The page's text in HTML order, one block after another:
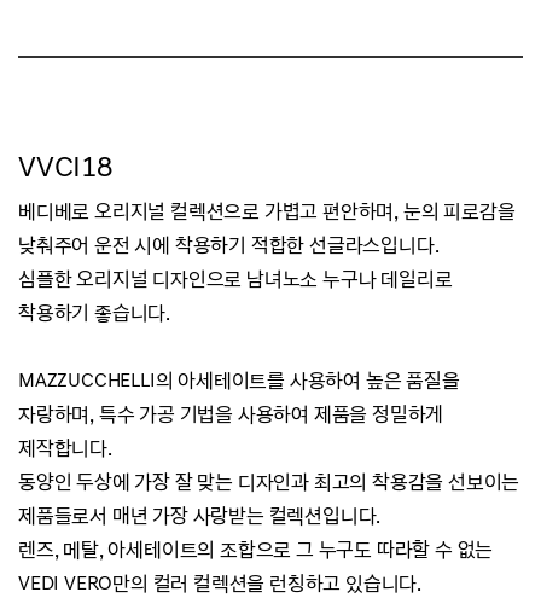
VVCI18
베디베로 오리지널 컬렉션으로 가볍고 편안하며, 눈의 피로감을
낮춰주어 운전 시에 착용하기 적합한 선글라스입니다.
심플한 오리지널 디자인으로 남녀노소 누구나 데일리로
착용하기 좋습니다.
MAZZUCCHELLI의 아세테이트를 사용하여 높은 품질을
자랑하며, 특수 가공 기법을 사용하여 제품을 정밀하게
제작합니다.
동양인 두상에 가장 잘 맞는 디자인과 최고의 착용감을 선보이는
제품들로서 매년 가장 사랑받는 컬렉션입니다.
렌즈, 메탈, 아세테이트의 조합으로 그 누구도 따라할 수 없는
VEDI VERO만의 컬러 컬렉션을 런칭하고 있습니다.